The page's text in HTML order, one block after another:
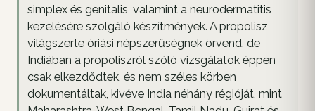
simplex és genitalis, valamint a neurodermatitis
kezelésére szolgáló készítmények. A propolisz
világszerte óriási népszerűségnek örvend, de
Indiában a propoliszról szóló vizsgálatok éppen
csak elkezdődtek, és nem széles körben
dokumentáltak, kivéve India néhány régióját, mint